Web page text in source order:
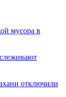
мусора в
отключили